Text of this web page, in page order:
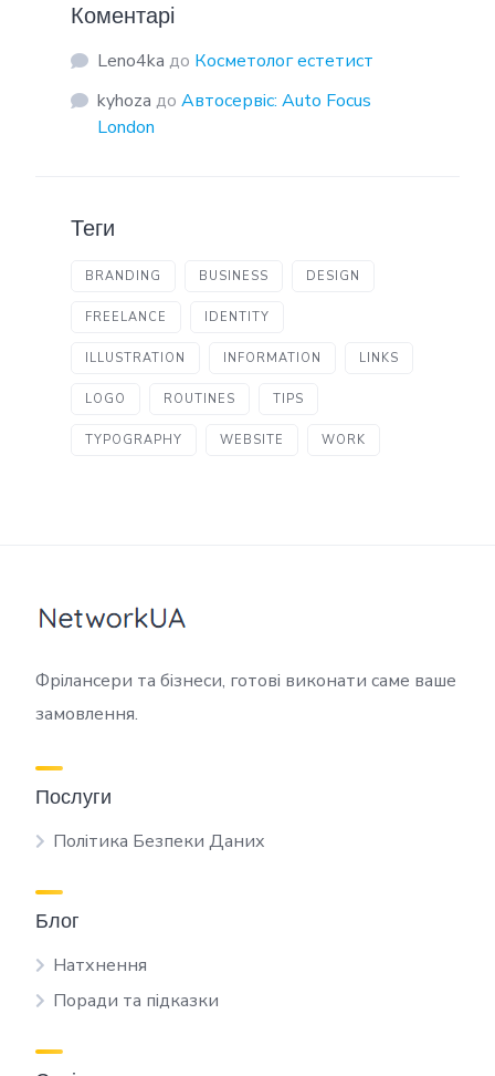
Коментарі
Leno4ka до Косметолог естетист
kyhoza до Автосервіс: Auto Focus
London
Теги
BRANDING BUSINESS DESIGN
FREELANCE IDENTITY
ILLUSTRATION INFORMATION LINKS
LOGO ROUTINES TIPS
TYPOGRAPHY WEBSITE WORK
Фрілансери та бізнеси, готові виконати саме ваше
замовлення.
Послуги
Політика Безпеки Даних
Блог
Натхнення
Поради та підказки